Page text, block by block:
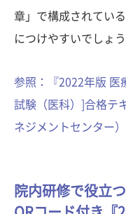
章」で構成されてい
につけやすいでしょう
参照：『2022年版 医
試験（医科）]合格テ
ネジメントセンター）
院内研修で役立